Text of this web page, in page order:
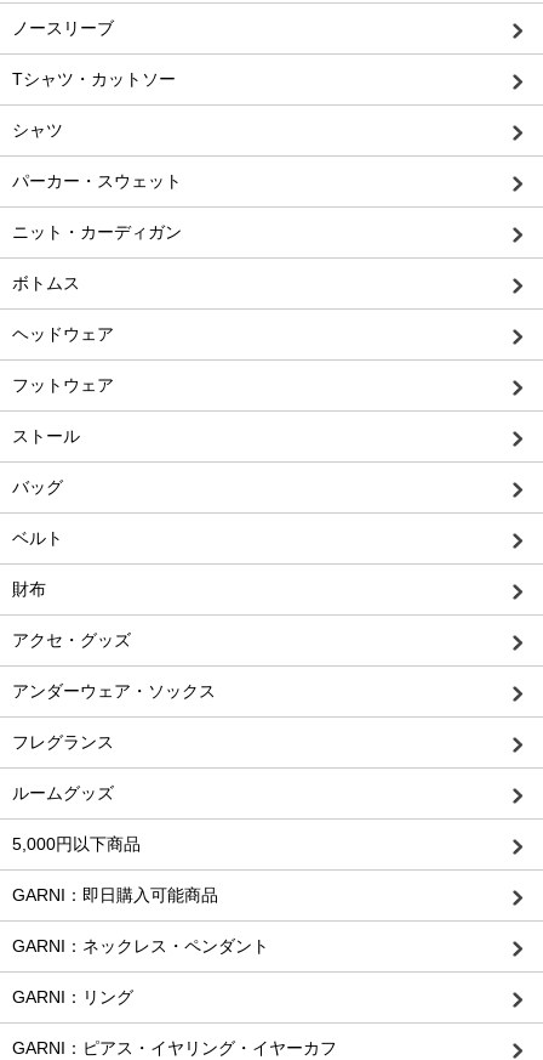
ノースリーブ
Tシャツ・カットソー
シャツ
パーカー・スウェット
ニット・カーディガン
ボトムス
ヘッドウェア
フットウェア
ストール
バッグ
ベルト
財布
アクセ・グッズ
アンダーウェア・ソックス
フレグランス
ルームグッズ
5,000円以下商品
GARNI：即日購入可能商品
GARNI：ネックレス・ペンダント
GARNI：リング
GARNI：ピアス・イヤリング・イヤーカフ